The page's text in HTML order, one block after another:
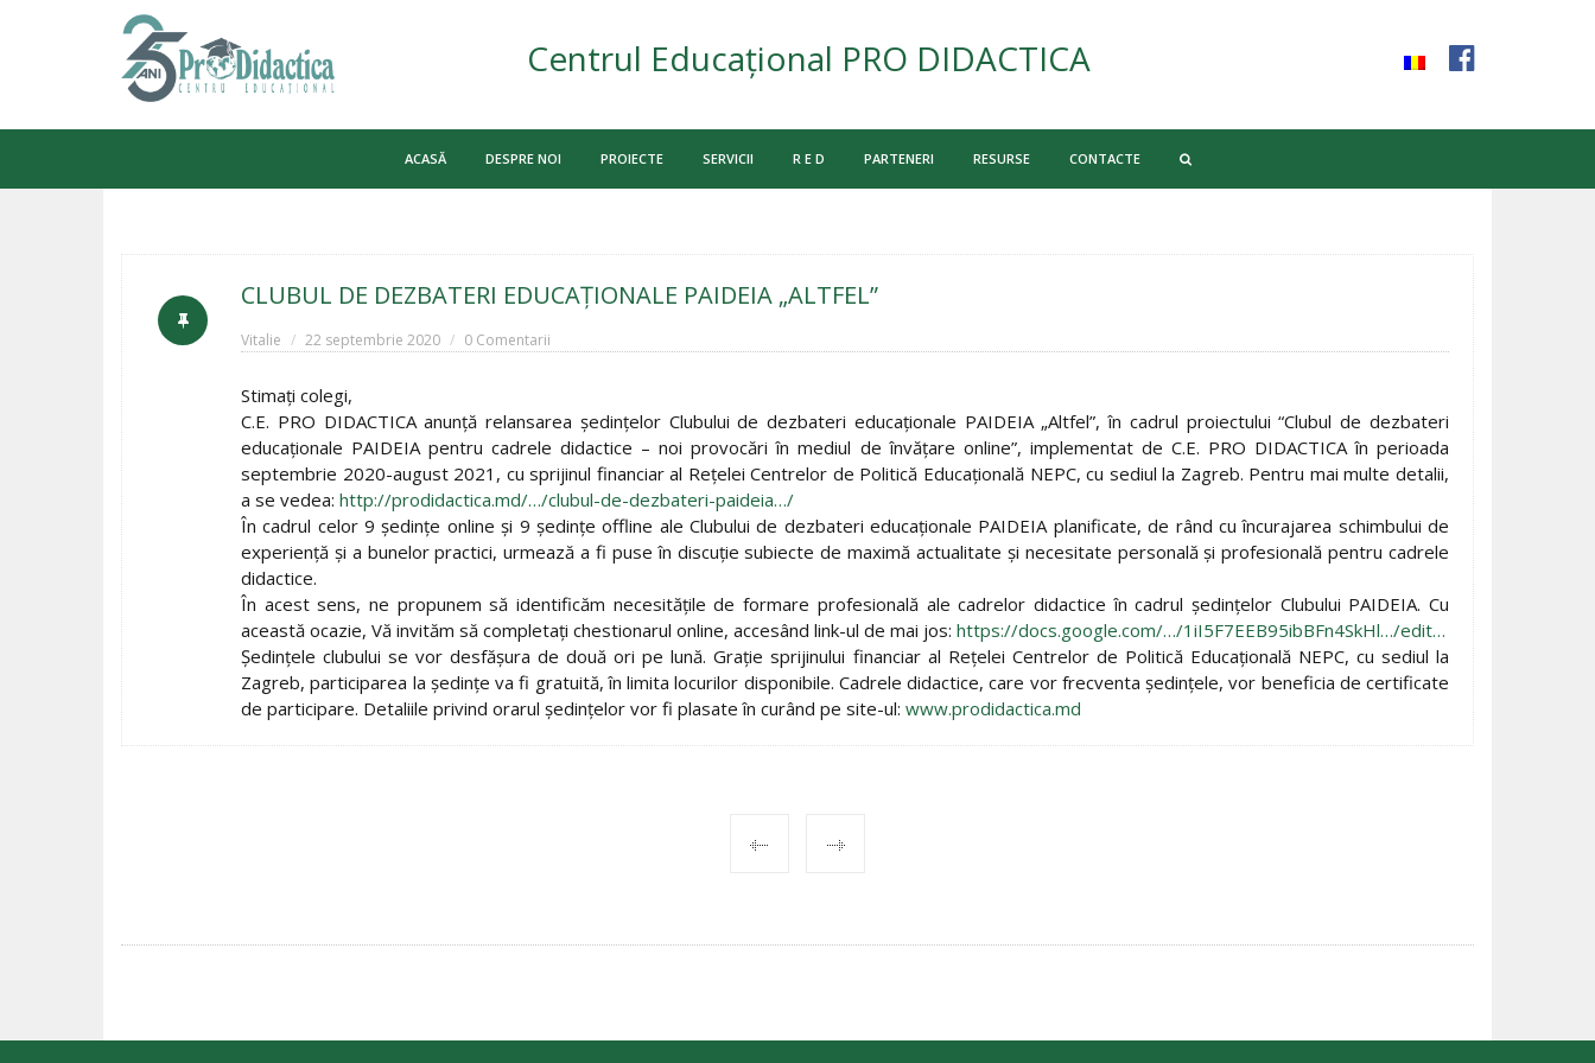
Centrul Educațional PRO DIDACTICA
ACASĂ DESPRE NOI PROIECTE SERVICII R E D PARTENERI RESURSE CONTACTE
CLUBUL DE DEZBATERI EDUCAȚIONALE PAIDEIA „ALTFEL”
Vitalie 22 septembrie 2020 0 Comentarii
Stimați colegi,
C.E. PRO DIDACTICA anunţă relansarea şedinţelor Clubului de dezbateri educaţionale PAIDEIA „Altfel”, în cadrul proiectului “Clubul de dezbateri
educaţionale PAIDEIA pentru cadrele didactice – noi provocări în mediul de învăţare online”, implementat de C.E. PRO DIDACTICA în perioada
septembrie 2020-august 2021, cu sprijinul financiar al Reţelei Centrelor de Politică Educaţională NEPC, cu sediul la Zagreb. Pentru mai multe detalii,
a se vedea: http://prodidactica.md/…/clubul-de-dezbateri-paideia…/
În cadrul celor 9 şedinţe online şi 9 şedinţe offline ale Clubului de dezbateri educaționale PAIDEIA planificate, de rând cu încurajarea schimbului de
experiență și a bunelor practici, urmează a fi puse în discuţie subiecte de maximă actualitate şi necesitate personală şi profesională pentru cadrele
didactice.
În acest sens, ne propunem să identificăm necesităţile de formare profesională ale cadrelor didactice în cadrul şedinţelor Clubului PAIDEIA. Cu
această ocazie, Vă invităm să completaţi chestionarul online, accesând link-ul de mai jos: https://docs.google.com/…/1iI5F7EEB95ibBFn4SkHl…/edit…
Şedinţele clubului se vor desfăşura de două ori pe lună. Graţie sprijinului financiar al Reţelei Centrelor de Politică Educaţională NEPC, cu sediul la
Zagreb, participarea la şedinţe va fi gratuită, în limita locurilor disponibile. Cadrele didactice, care vor frecventa şedinţele, vor beneficia de certificate
de participare. Detaliile privind orarul şedinţelor vor fi plasate în curând pe site-ul: www.prodidactica.md
NAVIGATION